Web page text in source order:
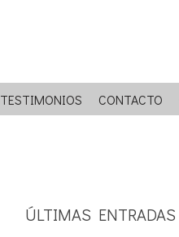
TESTIMONIOS CONTACTO
ÚLTIMAS ENTRADAS